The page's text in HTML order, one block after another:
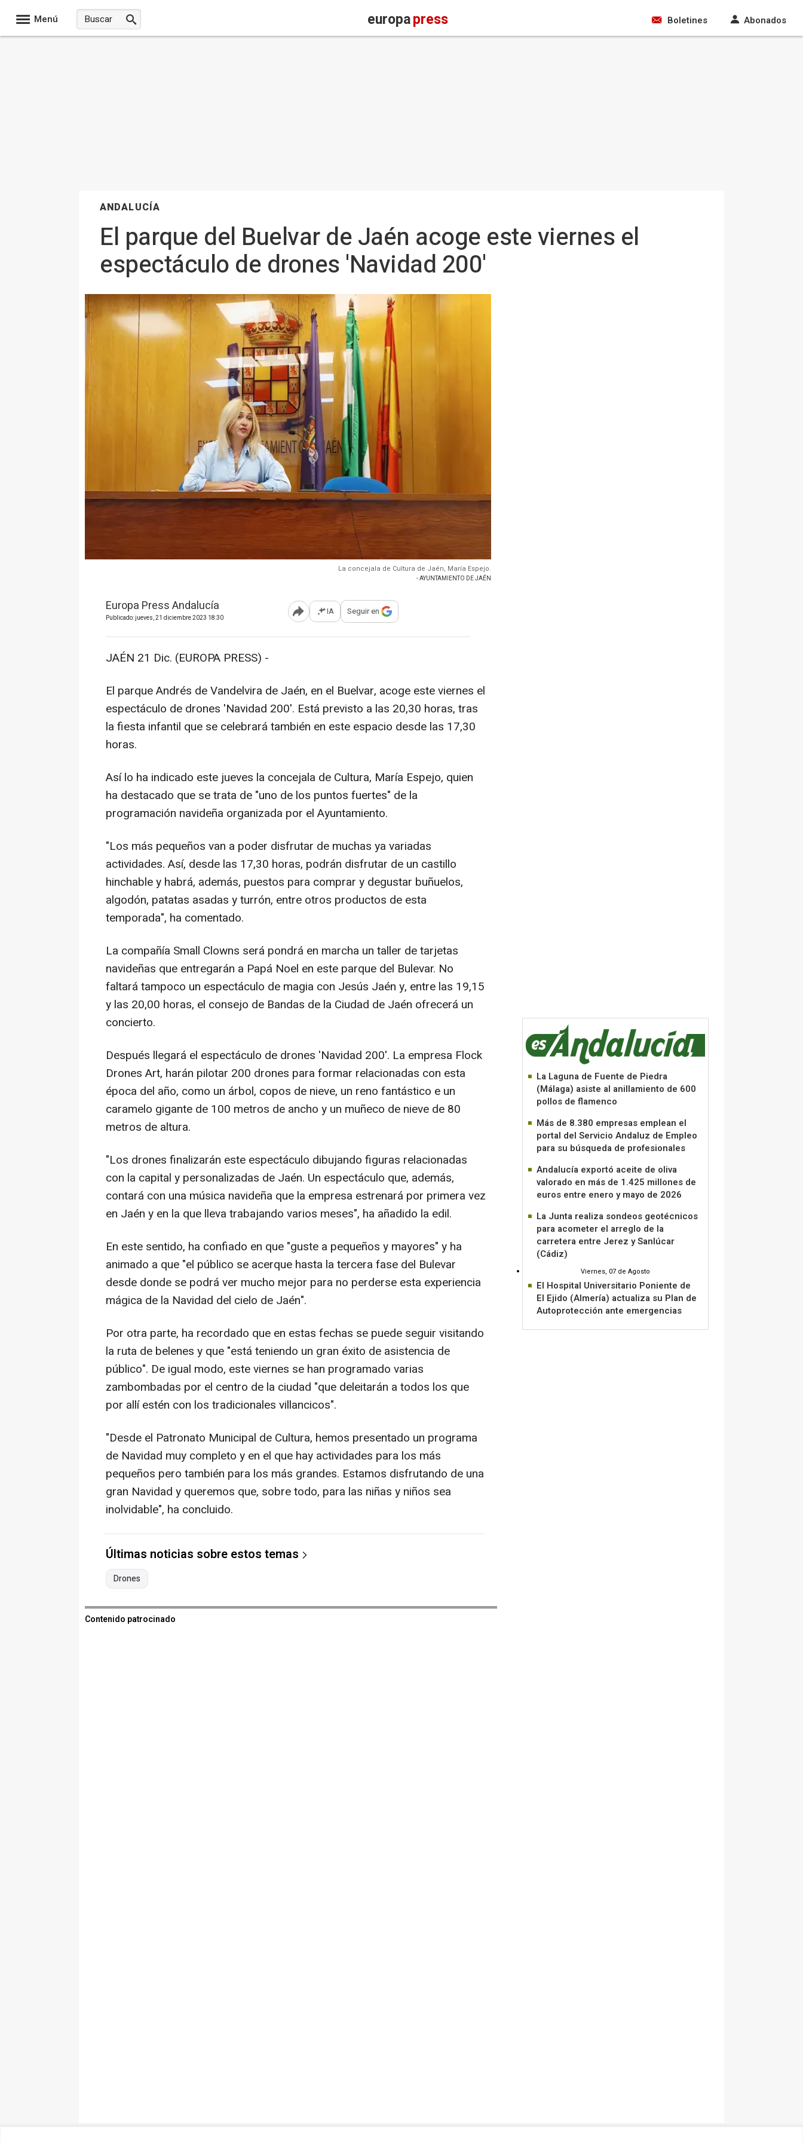
Menú europapress Boletines Abonados
ANDALUCÍA
El parque del Buelvar de Jaén acoge este viernes el
espectáculo de drones 'Navidad 200'
La concejala de Cultura de Jaén, María Espejo.
- AYUNTAMIENTO DE JAÉN
Europa Press Andalucía
Publicado: jueves, 21 diciembre 2023 18:30 Abrir opciones para compartir
IA Seguir en
JAÉN 21 Dic. (EUROPA PRESS) -
El parque Andrés de Vandelvira de Jaén, en el Buelvar, acoge este viernes el
espectáculo de drones 'Navidad 200'. Está previsto a las 20,30 horas, tras
la fiesta infantil que se celebrará también en este espacio desde las 17,30
horas.
Así lo ha indicado este jueves la concejala de Cultura, María Espejo, quien
ha destacado que se trata de "uno de los puntos fuertes" de la
programación navideña organizada por el Ayuntamiento.
"Los más pequeños van a poder disfrutar de muchas ya variadas
actividades. Así, desde las 17,30 horas, podrán disfrutar de un castillo
hinchable y habrá, además, puestos para comprar y degustar buñuelos,
algodón, patatas asadas y turrón, entre otros productos de esta
temporada", ha comentado.
La compañía Small Clowns será pondrá en marcha un taller de tarjetas
navideñas que entregarán a Papá Noel en este parque del Bulevar. No
faltará tampoco un espectáculo de magia con Jesús Jaén y, entre las 19,15
y las 20,00 horas, el consejo de Bandas de la Ciudad de Jaén ofrecerá un
concierto.
Después llegará el espectáculo de drones 'Navidad 200'. La empresa Flock
Drones Art, harán pilotar 200 drones para formar relacionadas con esta
época del año, como un árbol, copos de nieve, un reno fantástico e un
caramelo gigante de 100 metros de ancho y un muñeco de nieve de 80
metros de altura.
"Los drones finalizarán este espectáculo dibujando figuras relacionadas
con la capital y personalizadas de Jaén. Un espectáculo que, además,
contará con una música navideña que la empresa estrenará por primera vez
en Jaén y en la que lleva trabajando varios meses", ha añadido la edil.
En este sentido, ha confiado en que "guste a pequeños y mayores" y ha
animado a que "el público se acerque hasta la tercera fase del Bulevar
desde donde se podrá ver mucho mejor para no perderse esta experiencia
mágica de la Navidad del cielo de Jaén".
Por otra parte, ha recordado que en estas fechas se puede seguir visitando
la ruta de belenes y que "está teniendo un gran éxito de asistencia de
público". De igual modo, este viernes se han programado varias
zambombadas por el centro de la ciudad "que deleitarán a todos los que
por allí estén con los tradicionales villancicos".
"Desde el Patronato Municipal de Cultura, hemos presentado un programa
de Navidad muy completo y en el que hay actividades para los más
pequeños pero también para los más grandes. Estamos disfrutando de una
gran Navidad y queremos que, sobre todo, para las niñas y niños sea
inolvidable", ha concluido.
Últimas noticias sobre estos temas
Drones
Contenido patrocinado
La Laguna de Fuente de Piedra
(Málaga) asiste al anillamiento de 600
pollos de flamenco
Más de 8.380 empresas emplean el
portal del Servicio Andaluz de Empleo
para su búsqueda de profesionales
Andalucía exportó aceite de oliva
valorado en más de 1.425 millones de
euros entre enero y mayo de 2026
La Junta realiza sondeos geotécnicos
para acometer el arreglo de la
carretera entre Jerez y Sanlúcar
(Cádiz)
Viernes, 07 de Agosto
El Hospital Universitario Poniente de
El Ejido (Almería) actualiza su Plan de
Autoprotección ante emergencias